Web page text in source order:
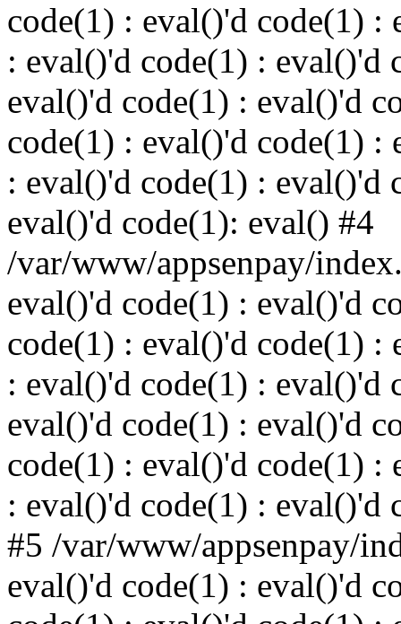
code(1) : eval()'d code(1) :
: eval()'d code(1) : eval()'d
eval()'d code(1) : eval()'d
code(1) : eval()'d code(1) :
: eval()'d code(1) : eval()'d
eval()'d code(1): eval() #4
/var/www/appsenpay/
eval()'d code(1) : eval()'d
code(1) : eval()'d code(1) :
: eval()'d code(1) : eval()'d
eval()'d code(1) : eval()'d
code(1) : eval()'d code(1) :
: eval()'d code(1) : eval()'d
#5 /var/www/appsenpay/
eval()'d code(1) : eval()'d